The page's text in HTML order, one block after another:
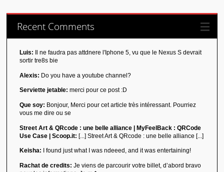
Recent Comments
Luis:
Il ne faudra pas attdnere l'Iphone 5, vu que le Nexus S devrait
sortir tre8s bie
Alexis: Do you have a youtube channel?
Serviette jetable: merci pour ce post :D
Que soy: Bonjour, Merci pour cet article très intéressant. Pourriez
vous me dire ou se
Street Art & QRcode : une belle alliance | MyFeelBack : QRCode
Use Case | Scoop.it: [...] Street Art & QRcode : une belle alliance [...]
Keisha: I found just what I was ndeeed, and it was entertaining!
Rachat de credits: Je viens de parcourir votre billet, d’abord bravo